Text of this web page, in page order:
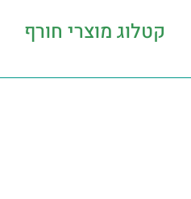
קטלוג מוצרי חורף